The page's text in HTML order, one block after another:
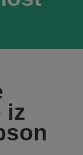
iz